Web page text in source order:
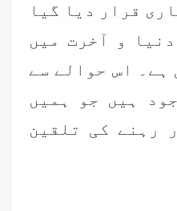
قرار دیا گیا
و آخرت میں
ہے۔ اس حوالے سے
ہیں جو ہمیں
رہنے کی تلقین